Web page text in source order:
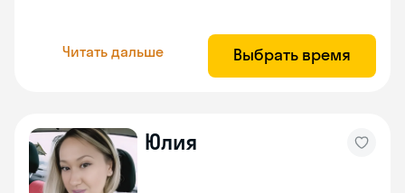
Читать дальше Выбрать время
Юлия